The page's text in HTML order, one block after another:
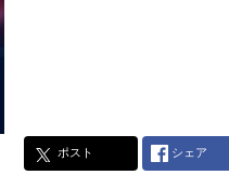
ポスト シェア